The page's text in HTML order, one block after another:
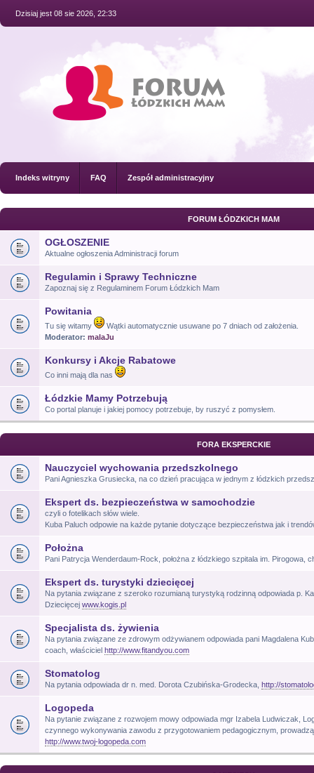
Dzisiaj jest 08 sie 2026, 22:33
Indeks witryny FAQ Zespół administracyjny
FORUM ŁÓDZKICH MAM
OGŁOSZENIE
Aktualne ogłoszenia Administracji forum
Regulamin i Sprawy Techniczne
Zapoznaj się z Regulaminem Forum Łódzkich Mam
Powitania
Tu się witamy
Wątki automatycznie usuwane po 7 dniach od założenia.
Moderator: malaJu
Konkursy i Akcje Rabatowe
Co inni mają dla nas
Łódzkie Mamy Potrzebują
Co portal planuje i jakiej pomocy potrzebuje, by ruszyć z pomysłem.
FORA EKSPERCKIE
Nauczyciel wychowania przedszkolnego
Pani Agnieszka Grusiecka, na co dzień pracująca w jednym z łódzkich
Ekspert ds. bezpieczeństwa w samochodzie
czyli o fotelikach słów wiele.
Kuba Paluch odpowie na każde pytanie dotyczące bezpieczeństwa jak i
Położna
Pani Patrycja Wenderdaum-Rock, położna z łódzkiego szpitala im. Pirogowa,
Ekspert ds. turystyki dziecięcej
Na pytania związane z szeroko rozumianą turystyką rodzinną odpowiada p.
Dziecięcej www.kogis.pl
Specjalista ds. żywienia
Na pytania związane ze zdrowym odżywianem odpowiada pani Magdalena
coach, właściciel http://www.fitandyou.com
Stomatolog
Na pytania odpowiada dr n. med. Dorota Czubińska-Grodecka, http://
Logopeda
Na pytanie związane z rozwojem mowy odpowiada mgr Izabela Ludwiczak,
czynnego wykonywania zawodu z przygotowaniem pedagogicznym,
http://www.twoj-logopeda.com